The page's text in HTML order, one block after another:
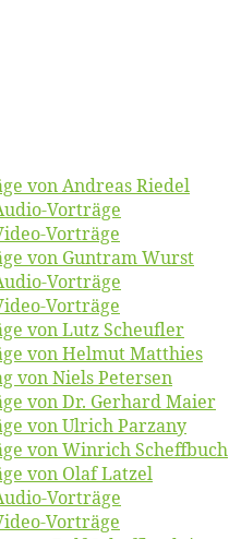
von An­dre­as Riedel
Vor­trä­ge
Vor­trä­ge
von Gun­tram Wurst
Vor­trä­ge
Vor­trä­ge
von Lutz Scheufler
von Hel­mut Matthies
von Niels Petersen
von Dr. Ger­hard Maier
von Ul­rich Parzany
von Win­rich Scheffbuch
von Olaf Latzel
Vor­trä­ge
Vor­trä­ge